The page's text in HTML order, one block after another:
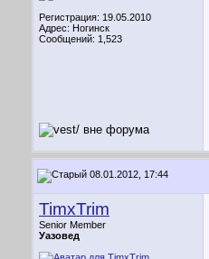
Регистрация: 19.05.2010
Адрес: Ногинск
Сообщений: 1,523
08.01.2012, 17:44
TimxTrim
Senior Member
Уазовед